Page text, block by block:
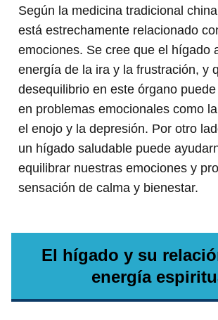
Según la medicina tradicional
está estrechamente relacionado
emociones. Se cree que el hígado
energía de la ira y la frustración, y
desequilibrio en este órgano
en problemas emocionales como
el enojo y la depresión. Por otro
un hígado saludable puede
equilibrar nuestras emociones y
sensación de calma y bienestar.
El hígado y su
energía